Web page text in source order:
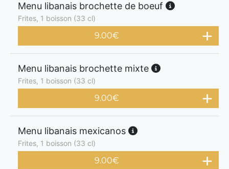
Menu libanais brochette de boeuf
Frites, 1 boisson (33 cl)
9.00€
Menu libanais brochette mixte
Frites, 1 boisson (33 cl)
9.00€
Menu libanais mexicanos
Frites, 1 boisson (33 cl)
9.00€